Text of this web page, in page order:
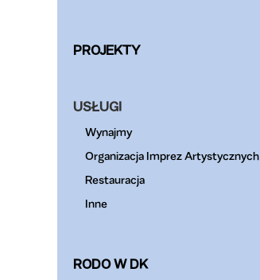
PROJEKTY
USŁUGI
Wynajmy
Organizacja Imprez Artystycznych
Restauracja
Inne
RODO W DK